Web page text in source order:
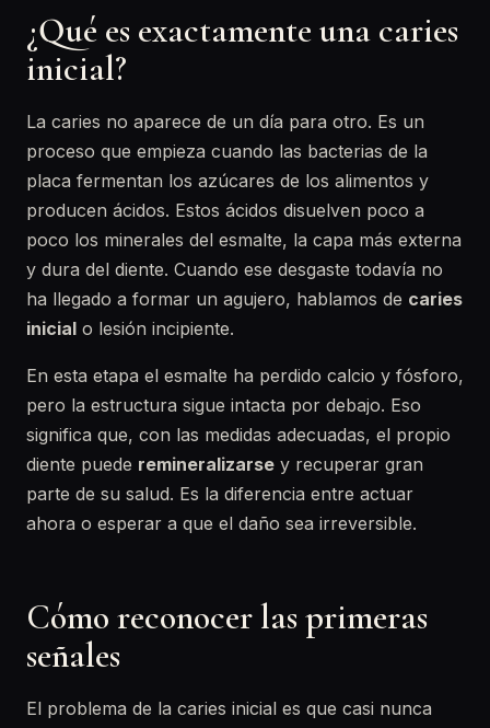
¿Qué es exactamente una caries
inicial?
La caries no aparece de un día para otro. Es un
proceso que empieza cuando las bacterias de la
placa fermentan los azúcares de los alimentos y
producen ácidos. Estos ácidos disuelven poco a
poco los minerales del esmalte, la capa más externa
y dura del diente. Cuando ese desgaste todavía no
ha llegado a formar un agujero, hablamos de caries
inicial o lesión incipiente.
En esta etapa el esmalte ha perdido calcio y fósforo,
pero la estructura sigue intacta por debajo. Eso
significa que, con las medidas adecuadas, el propio
diente puede remineralizarse y recuperar gran
parte de su salud. Es la diferencia entre actuar
ahora o esperar a que el daño sea irreversible.
Cómo reconocer las primeras
señales
El problema de la caries inicial es que casi nunca